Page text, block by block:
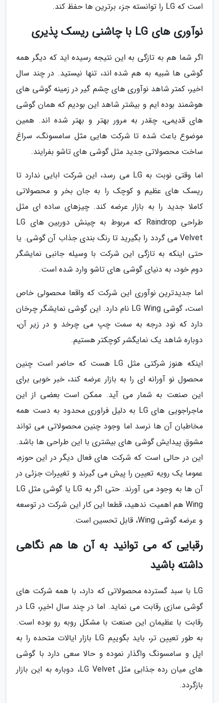
است که LG را توانسته جزء برترین ها حفظ کند.
نوآوری های LG با چاشنی ریسک پذیری
اگر شما هم به تازگی به این نتیجه رسیده اید که دیگر همه
گوشی ها شبیه به هم شده اند، تنها نیستید. در چند سال
اخیر، کمتر شاهد نوآوری های چشم گیر در زمینه گوشی های
هوشمند بوده ایم و بیشتر شاهد این بودیم که همان گوشی
های قدیمی، چقدر به مرور بهتر و بهتر شده اند. همین
موضوع باعث شده تا شرکت هایی مثل سامسونگ، سراغ
ساخت محصولاتی جدید مثل گوشی های تاشو بفرایند.
اما وقتی نوبت به LG می رسد، این شرکت ابایی ندارد تا
ریسک های عظیم و کوچک را به جان بخر و محصولاتی
کاملا جدید را به بازار عرضه کند. چیزهای ساده ای مثل
طراحی Raindrop که مربوط به چینش دوربین های LG
Velvet می گردد را بگیرید تا رنگ بندی جذاب آن گوشی. یا
حتی اینکه به تازگی این شرکت با وسیله جانبی نمایشگر
دوم خود، به دنیای گوشی های تاشو وارد شده است.
اما جدیدترین نوآوری این شرکت که واقعا محصولی خاص
است، گوشی LG Wing نام دارد. این گوشی نمایشگر چرخان
دارد که نود درجه به سمت چپ می چرخد و در زیر آن،
دوباره شاهد یک نمایگشر کوچکتر هستیم.
اینکه هنوز شرکتی مثل LG هست که حاضر است چنین
محصول نو آورانه ای را به بازار عرضه کند، خبر خوبی برای
این صنعت به شمار می آید. ممکن است بعضی از این
ماجراجویی های LG به دلیل فراوری محدود به دست همه
مخاطبان آن ها نرسد اما وجود چنین محصولاتی می تواند
مشوق پیدایش گوشی های بیشتری با این طراحی ها باشد.
این در حالی است که شرکت های فعال دیگر در این حوزه،
عموما یک رویه تعیین را پیش می گیرند و تغییرات جزئی در
آن ها به وجود می آورند. حتی اگر به LG یا گوشی مثل LG
Wing هم اهمیت ندهید، قطعا این کار این شرکت در توسعه
و عرضه گوشی Wing، قابل تحسین است.
رقبایی که می توانید به آن ها هم نگاهی
داشته باشید
LG با سبد گسترده محصولاتی که دارد، با همه شرکت های
گوشی سازی رقابت می نماید. اما در چند سال اخیر، LG در
رقابت با عظیمان این صنعت با مشکل روبه رو بوده است.
به طور تعیین تر، باید بگوییم LG بازار ایالات متحده را به
اپل و سامسونگ واگذار نموده و حالا سعی دارد با گوشی
های میان رده جذابی مثل LG Velvet، دوباره به این بازار
بازگردد.